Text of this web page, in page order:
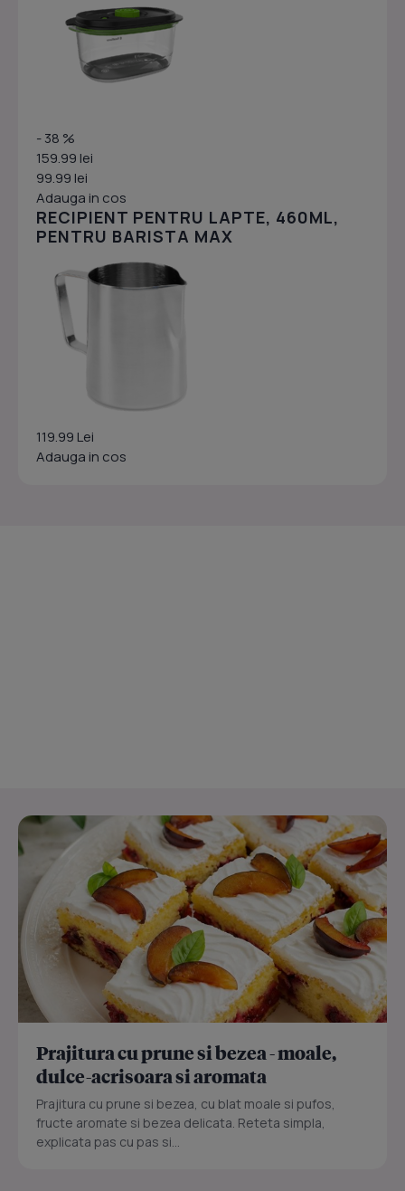
- 38 %
159.99 lei
99.99 lei
Adauga in cos
RECIPIENT PENTRU LAPTE, 460ML,
PENTRU BARISTA MAX
119.99 Lei
Adauga in cos
Prajitura cu prune si bezea - moale,
dulce-acrisoara si aromata
Prajitura cu prune si bezea, cu blat moale si pufos,
fructe aromate si bezea delicata. Reteta simpla,
explicata pas cu pas si...